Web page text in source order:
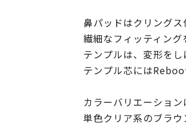
鼻パッドはクリングス
繊細なフィッティング
テンプルは、変形を
テンプル芯には
カラーバリエーショ
単色クリア系のブラウ